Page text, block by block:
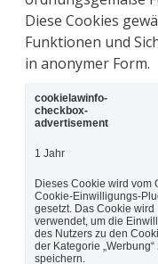
Diese Cookies
Funktionen und
in anonymer Form.
cookielawinfo-
checkbox-
advertisement
1 Jahr
Dieses Cookie wird vom
Cookie-Einwilligungs-
gesetzt. Das Cookie wird
verwendet, um die
des Nutzers zu den
der Kategorie „Werbung“
speichern.